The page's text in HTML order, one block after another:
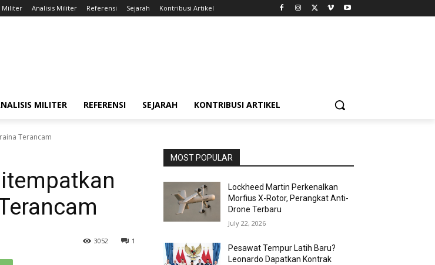
Militer Analisis Militer Referensi Sejarah Kontribusi Artikel
MILITER REFERENSI SEJARAH KONTRIBUSI ARTIKEL
Terancam
1
3052
MOST POPULAR
Lockheed Martin Perkenalkan
Morfius X-Rotor, Perangkat Anti-
Drone Terbaru
July 22, 2026
Pesawat Tempur Latih Baru?
Leonardo Dapatkan Kontrak